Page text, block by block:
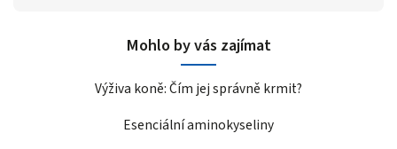
Mohlo by vás zajímat
Výživa koně: Čím jej správně krmit?
Esenciální aminokyseliny